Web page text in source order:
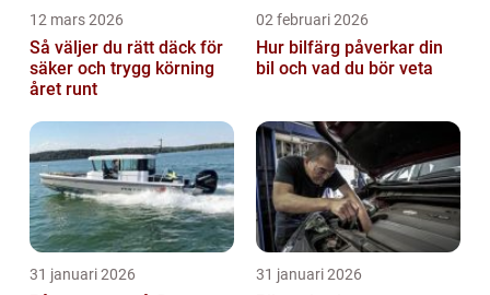
12 mars 2026
Så väljer du rätt däck för
säker och trygg körning
året runt
02 februari 2026
Hur bilfärg påverkar din
bil och vad du bör veta
31 januari 2026 31 januari 2026